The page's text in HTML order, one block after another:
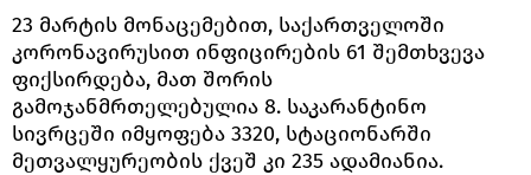
23 მარტის მონაცემებით, საქართველოში
კორონავირუსით ინფიცირების 61 შემთხვევა
ფიქსირდება, მათ შორის
გამოჯანმრთელებულია 8. საკარანტინო
სივრცეში იმყოფება 3320, სტაციონარში
მეთვალყურეობის ქვეშ კი 235 ადამიანია.